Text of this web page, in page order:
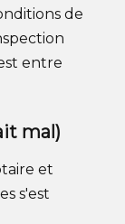
de
entre
mal)
et
s'est